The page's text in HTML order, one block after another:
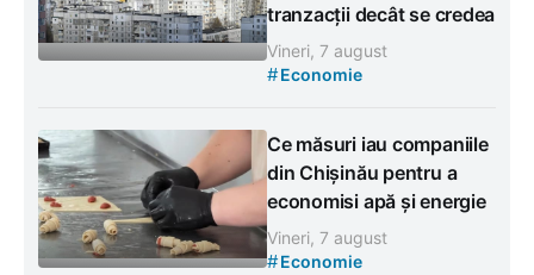
tranzacții decât se credea
Vineri, 7 august
#Economie
Ce măsuri iau companiile
din Chișinău pentru a
economisi apă și energie
Vineri, 7 august
#Economie